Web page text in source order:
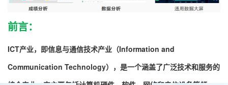
前言：
ICT产业，即信息与通信技术产业（Information and
Communication Technology），是一个涵盖了广泛技术和服务的